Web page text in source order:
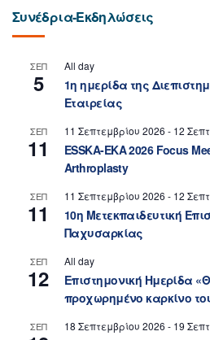
Συνέδρια-Εκδηλώσεις
ΣΕΠ
5
All day
1η ημερίδα της
Εταιρείας
ΣΕΠ
11
11 Σεπτεμβρίου 2026 - 12
ESSKA-EKA 2026 Focus
Arthroplasty
ΣΕΠ
11
11 Σεπτεμβρίου 2026 - 12
10η Μετεκπαιδευτική
Παχυσαρκίας
ΣΕΠ
12
All day
Επιστημονική Ημερίδα
προχωρημένο καρκίνο
ΣΕΠ 18 Σεπτεμβρίου 2026 - 19